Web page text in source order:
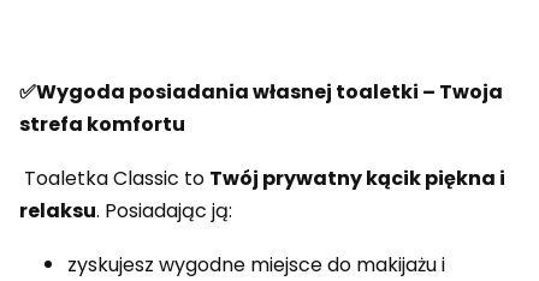
✅Wygoda posiadania własnej toaletki – Twoja
strefa komfortu
Toaletka Classic to Twój prywatny kącik piękna i
relaksu. Posiadając ją:
zyskujesz wygodne miejsce do makijażu i